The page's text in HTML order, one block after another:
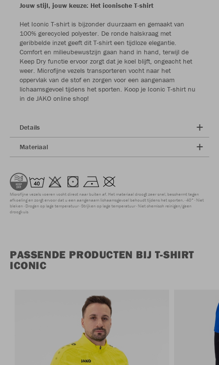
Jouw stijl, jouw keuze: Het iconische T-shirt
Het Iconic T-shirt is bijzonder duurzaam en gemaakt van
100% gerecycled polyester. De ronde halskraag met
geribbelde inzet geeft dit T-shirt een tijdloze elegantie.
Comfort en milieubewustzijn gaan hand in hand, terwijl de
Keep Dry functie ervoor zorgt dat je koel blijft, ongeacht het
weer. Microfijne vezels transporteren vocht naar het
oppervlak van de stof en zorgen voor een aangenaam
lichaamsgevoel tijdens het sporten. Koop je Iconic T-shirt nu
in de JAKO online shop!
Details
Materiaal
Microfijne vezels voeren vocht direct naar buiten af. Het materiaal droogt zeer snel, beschermt tegen
afkoeling en zorgt ervoor dat u een aangenaam lichaamsgevoel behoudt tijdens het sporten. 40° Niet
bleken Drogen op lage temperatuur Strijken op lage temperatuur Niet chemisch reinigen/geen
droogkuis
PASSENDE PRODUCTEN BIJ T-SHIRT
ICONIC